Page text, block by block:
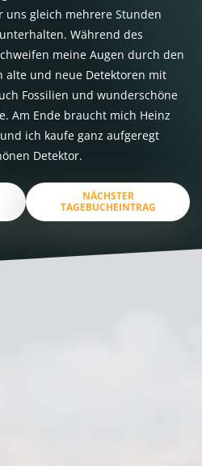
gleich mehrere Stunden
Während des
meine Augen durch den
alte und neue Detektoren mit
Fossilien und wunderschöne
Am Ende braucht mich Heinz
ich kaufe ganz aufgeregt
Detektor.
NÄCHSTER
TAGEBUCHEINTRAG